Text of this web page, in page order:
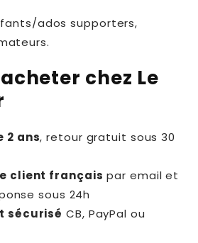
ados supporters,
chez Le
2 ans, retour gratuit sous 30
client français par email et
sous 24h
sécurisé CB, PayPal ou